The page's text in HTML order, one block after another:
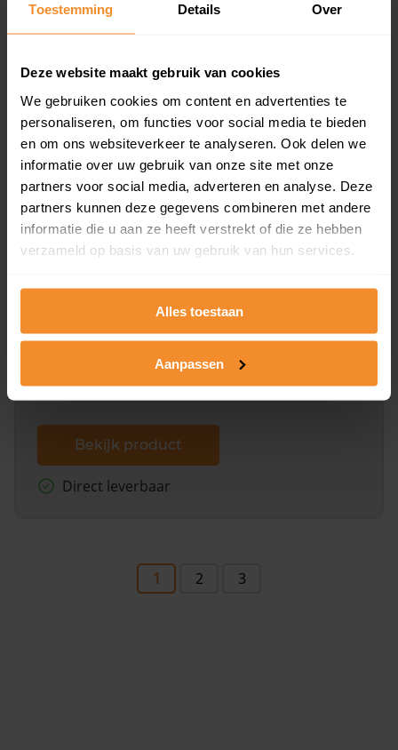
Toestemming Details Over
Deze website maakt gebruik van cookies
We gebruiken cookies om content en advertenties te
personaliseren, om functies voor social media te bieden
en om ons websiteverkeer te analyseren. Ook delen we
informatie over uw gebruik van onze site met onze
partners voor social media, adverteren en analyse. Deze
partners kunnen deze gegevens combineren met andere
informatie die u aan ze heeft verstrekt of die ze hebben
verzameld op basis van uw gebruik van hun services.
Alles toestaan
Aanpassen
en koopdatum) binnen een postcodegebied. Dit
inclusief een jaar lang gratis updates van nieuwe
Bekijk product
Direct leverbaar
Kadastrale kaart pakket
Alleen globale ligging perceel
omliggende percelen met de kadastrale erfgrenzen,
dit inclusief de luchtfoto!
Bekijk product
Direct leverbaar
1 2 3